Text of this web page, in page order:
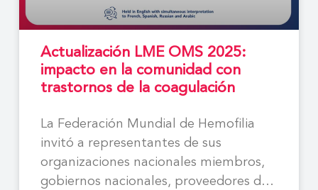
Actualización LME OMS 2025:
impacto en la comunidad con
trastornos de la coagulación
La Federación Mundial de Hemofilia
invitó a representantes de sus
organizaciones nacionales miembros,
gobiernos nacionales, proveedores de